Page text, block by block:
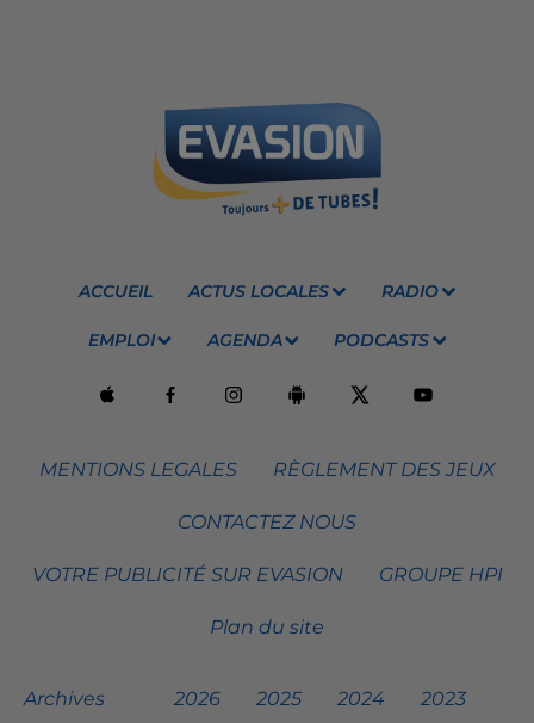
ACCUEIL ACTUS LOCALES RADIO
EMPLOI AGENDA PODCASTS
MENTIONS LEGALES RÈGLEMENT DES JEUX
CONTACTEZ NOUS
VOTRE PUBLICITÉ SUR EVASION GROUPE HPI
Plan du site
Archives 2026 2025 2024 2023